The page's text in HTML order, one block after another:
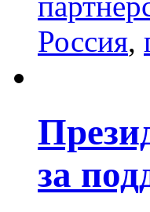
Россия,
за